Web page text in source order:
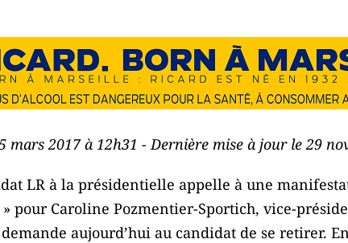
mars 2017 à 12h31 - Dernière mise à jour le 29
LR à la présidentielle appelle à une
pour Caroline Pozmentier-Sportich, vice-
demande aujourd’hui au candidat de se retirer.